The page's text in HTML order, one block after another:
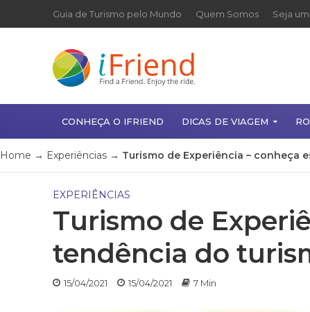
Guia de Turismo pelo Mundo Quem Somos Seja
CONHEÇA O IFRIEND DICAS DE VIAGEM
Home → Experiências → Turismo de Experiência – conheça
EXPERIÊNCIAS
Turismo de
tendência do
15/04/2021 15/04/2021 7 Min